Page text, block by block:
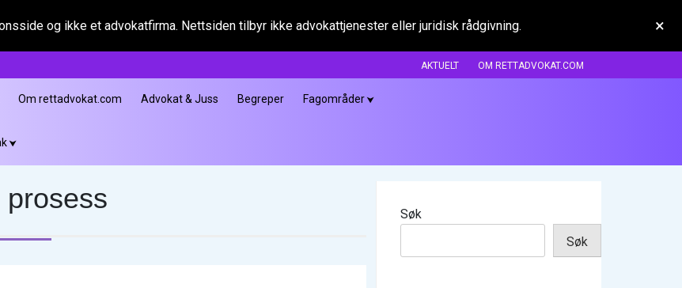
og ikke et advokatfirma. Nettsiden tilbyr ikke advokattjenester eller juridisk rådgivning. ×
AKTUELT OM RETTADVOKAT.COM
Om rettadvokat.com Advokat & Juss Begreper Fagområder
Søk
Søk